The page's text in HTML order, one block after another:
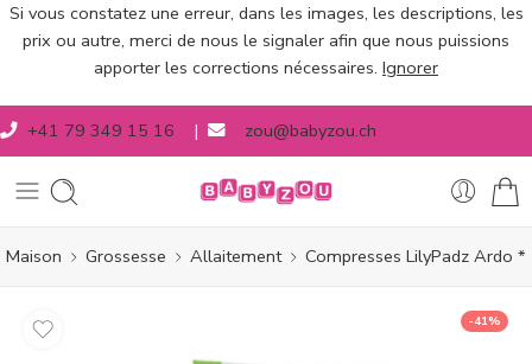
Si vous constatez une erreur, dans les images, les descriptions, les
prix ou autre, merci de nous le signaler afin que nous puissions
apporter les corrections nécessaires. Ignorer
+41 79 349 15 16 | zou@babyzou.ch
Maison Grossesse Allaitement Compresses LilyPadz Ardo *
-41%